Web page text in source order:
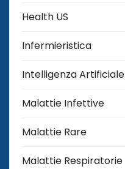
Health US
Infermieristica
Intelligenza Artificiale
Malattie Infettive
Malattie Rare
Malattie Respiratorie